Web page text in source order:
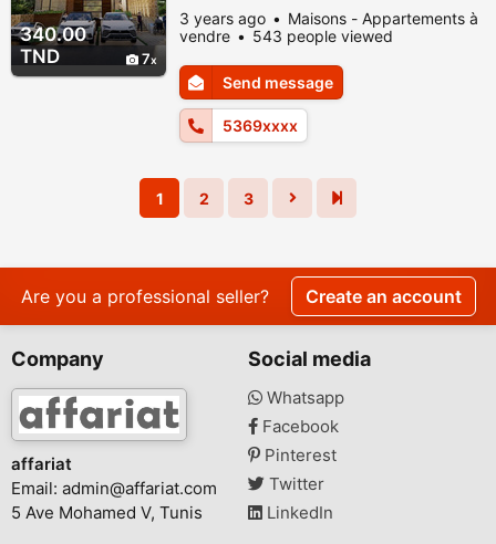
340.00
TND
7
de la mer lumineux et calme dans une
immeuble avec assesseur et gardien jour et
nuit dans un emplacement stratégique et
proche de tous commodités . Appartement
super idéalement situé (#plage?,
commerces, hotels ). ; cet appartement est
composé de: gr...
3 years ago
Maisons - Appartements à
vendre
543 people viewed
Send message
5369xxxx
1 2 3
Are you a professional seller? Create an account
Company
affariat
Email: admin@affariat.com
5 Ave Mohamed V, Tunis
Social media
Whatsapp
Facebook
Pinterest
Twitter
LinkedIn